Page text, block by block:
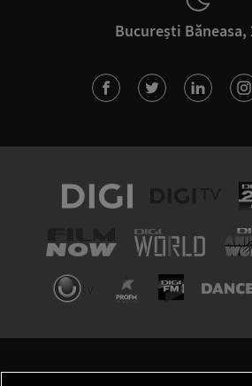
București Băneasa,